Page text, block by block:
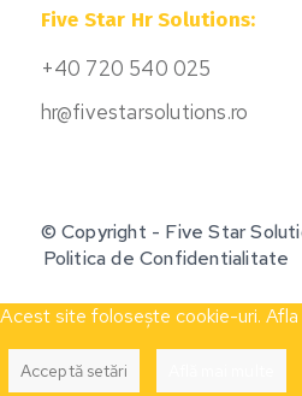
Five Star Hr Solutions:
+40 720 540 025
hr@fivestarsolutions.ro
© Copyright - Five Star
Politica de Confidentialitate
Acest site folosește cookie-uri. Afla
Acceptă setări